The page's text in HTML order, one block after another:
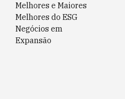
Melhores e Maiores
Melhores do ESG
Negócios em
Expansão